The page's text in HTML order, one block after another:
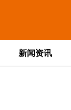
新闻资讯